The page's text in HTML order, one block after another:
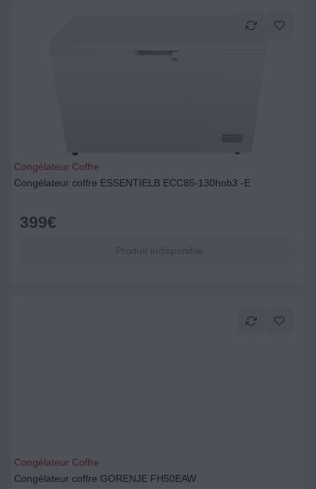
Congélateur Coffre
Congélateur coffre ESSENTIELB ECC85-130hob3 -E
399€
Produit indisponible
Congélateur Coffre
Congélateur coffre GORENJE FH50EAW